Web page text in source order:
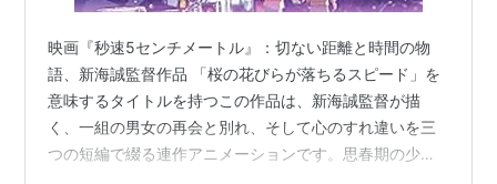
映画『秒速5センチメートル』：切ない距離と時間の物
語、新海誠監督作品 「桜の花びらが落ちるスピード」を
意味するタイトルを持つこの作品は、新海誠監督が描
く、一組の男女の再会と別れ、そして心のすれ違いを三
つの短編で綴る連作アニメーションです。思春期の少年